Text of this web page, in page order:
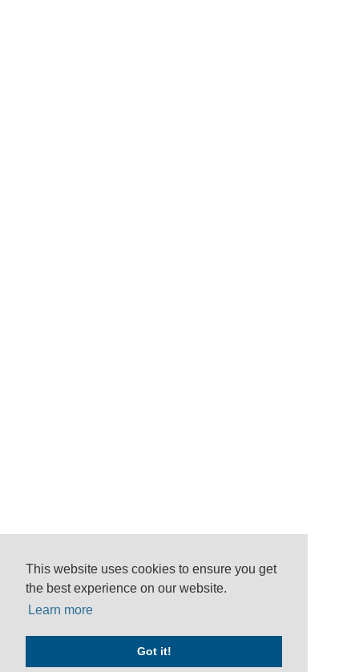
This website uses cookies to ensure you get
the best experience on our website.
Learn more
Got it!